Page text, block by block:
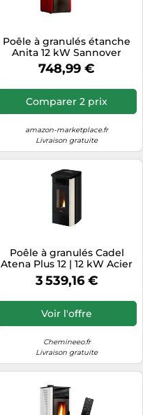
Poêle à granulés étanche
Anita 12 kW Sannover
(Bordeaux)
748,99 €
Comparer 2 prix
amazon-marketplace.fr
Livraison gratuite
Poêle à granulés Cadel
Atena Plus 12 | 12 kW Acier
Blanc
3 539,16 €
Voir l'offre
Chemineeo.fr
Livraison gratuite